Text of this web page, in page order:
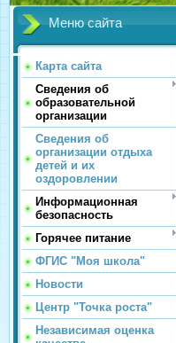
Меню сайта
Карта сайта
Сведения об
образовательной
организации
Сведения об
организации отдыха
детей и их
оздоровлении
Информационная
безопасность
Горячее питание
ФГИС "Моя школа"
Новости
Центр "Точка роста"
Независимая оценка